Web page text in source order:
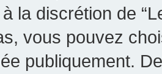
la discrétion de
vous pouvez
publiquement.